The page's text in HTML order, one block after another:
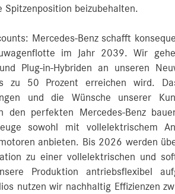
Spitzenposition beizubehalten.
Mercedes-Benz schafft
im Jahr 2039. Wir
Plug-in-Hybriden an unseren
zu 50 Prozent erreichen wird.
und die Wünsche unserer
den perfekten Mercedes-Benz
sowohl mit vollelektrischem
anbieten. Bis 2026 werden
zu einer vollelektrischen und
Produktion antriebsflexibel
nutzen wir nachhaltig Effizienzen